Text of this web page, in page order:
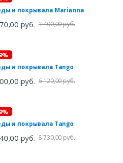
и покрывала Marianna
руб. 1 400,00 руб.
и покрывала Tango
руб. 6 120,00 руб.
и покрывала Tango
руб. 8 730,00 руб.